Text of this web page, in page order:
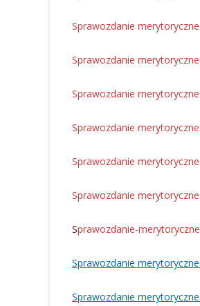
Sprawozdanie
Sprawozdanie
Sprawozdanie
Sprawozdanie
Sprawozdanie
Sprawozdanie
Sprawozdanie-
Sprawozdanie
Sprawozdanie